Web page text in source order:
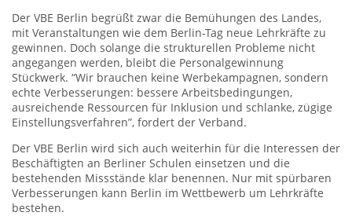
Der VBE Berlin begrüßt zwar die Bemühungen des Landes,
mit Veranstaltungen wie dem Berlin-Tag neue Lehrkräfte zu
gewinnen. Doch solange die strukturellen Probleme nicht
angegangen werden, bleibt die Personalgewinnung
Stückwerk. “Wir brauchen keine Werbekampagnen, sondern
echte Verbesserungen: bessere Arbeitsbedingungen,
ausreichende Ressourcen für Inklusion und schlanke, zügige
Einstellungsverfahren”, fordert der Verband.
Der VBE Berlin wird sich auch weiterhin für die Interessen der
Beschäftigten an Berliner Schulen einsetzen und die
bestehenden Missstände klar benennen. Nur mit spürbaren
Verbesserungen kann Berlin im Wettbewerb um Lehrkräfte
bestehen.